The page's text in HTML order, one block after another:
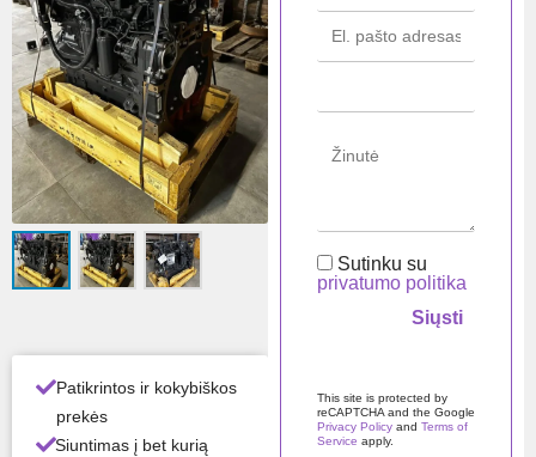
Patikrintos ir kokybiškos
prekės
Siuntimas į bet kurią
Būklė: Nauja
Iveco / NEF /
Mod
elis
F4DE9684B
Likutis:Turime
sandėlyje
Sutinku su
privatumo politika
This site is protected by
reCAPTCHA and the Google
Privacy Policy and Terms of
Service apply.